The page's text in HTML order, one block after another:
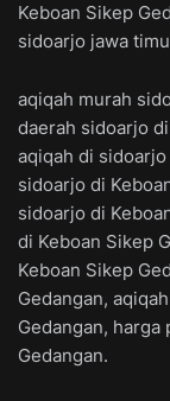
Keboan Sikep
sidoarjo jawa
aqiqah murah
daerah sidoarjo
aqiqah di
sidoarjo di
sidoarjo di
di Keboan Sikep
Keboan Sikep
Gedangan,
Gedangan,
Gedangan.